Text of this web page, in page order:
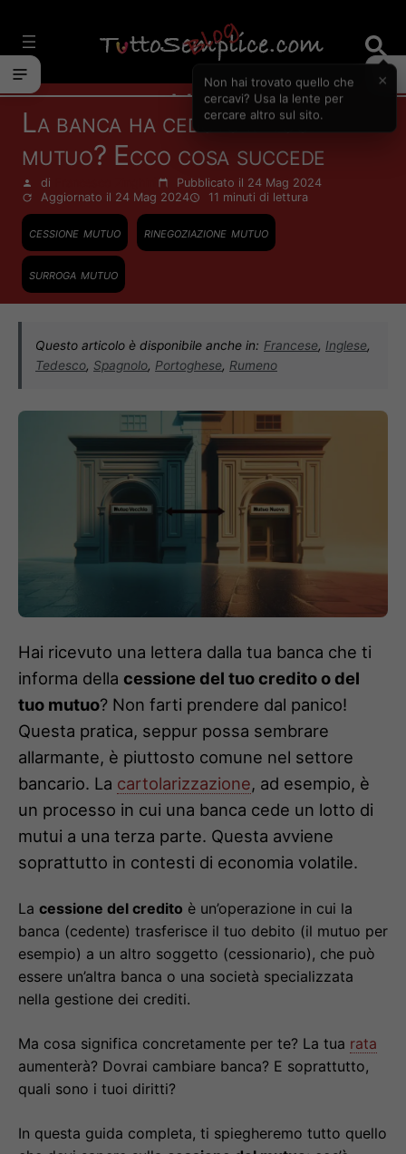
contenuto
Mutui
La banca ha ceduto il tuo
mutuo? Ecco cosa succede
di
Pubblicato il 24 Mag 2024
Aggiornato il 24 Mag 2024
11 minuti di lettura
cessione mutuo rinegoziazione mutuo
surroga mutuo
Questo articolo è disponibile anche in: Francese, Inglese,
Tedesco, Spagnolo, Portoghese, Rumeno
Hai ricevuto una lettera dalla tua banca che ti
informa della cessione del tuo credito o del
tuo mutuo? Non farti prendere dal panico!
Questa pratica, seppur possa sembrare
allarmante, è piuttosto comune nel settore
bancario. La cartolarizzazione, ad esempio, è
un processo in cui una banca cede un lotto di
mutui a una terza parte. Questa avviene
soprattutto in contesti di economia volatile.
La cessione del credito è un’operazione in cui la
banca (cedente) trasferisce il tuo debito (il mutuo per
esempio) a un altro soggetto (cessionario), che può
essere un’altra banca o una società specializzata
nella gestione dei crediti.
Ma cosa significa concretamente per te? La tua rata
aumenterà? Dovrai cambiare banca? E soprattutto,
quali sono i tuoi diritti?
In questa guida completa, ti spiegheremo tutto quello
Non hai trovato quello che
cercavi? Usa la lente per
cercare altro sul sito.
×